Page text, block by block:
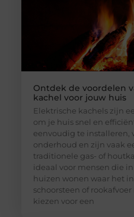
Ontdek de voordelen
kachel voor jouw huis
Elektrische kachels zijn
om je huis snel en
eenvoudig te installeren,
onderhoud en zijn vaak
traditionele gas- of
ideaal voor mensen die
huizen wonen waar het
schoorsteen of
kiezen voor een